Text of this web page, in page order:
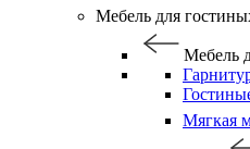
Мебель для
Мебель
Мягкая